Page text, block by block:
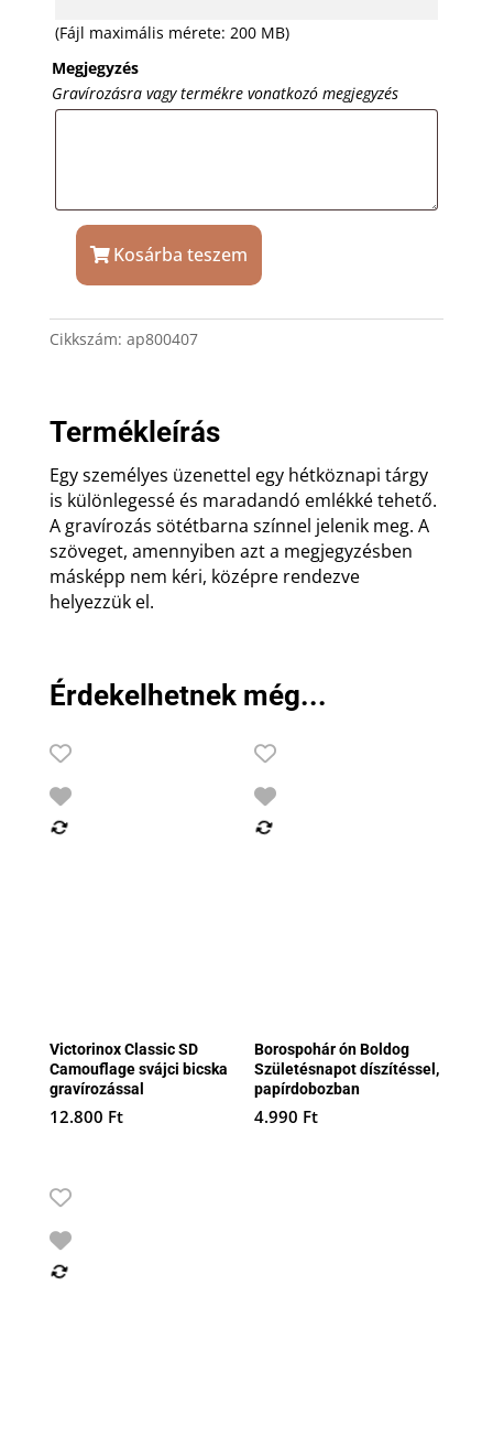
(Fájl maximális mérete: 200 MB)
Megjegyzés
Gravírozásra vagy termékre vonatkozó megjegyzés
alakú
vágódeszka
ajándék
Kosárba teszem
Cikkszám: ap800407
Termékleírás
Egy személyes üzenettel egy hétköznapi tárgy
is különlegessé és maradandó emlékké tehető.
A gravírozás sötétbarna színnel jelenik meg. A
szöveget, amennyiben azt a megjegyzésben
másképp nem kéri, középre rendezve
helyezzük el.
Érdekelhetnek még...
Victorinox Classic SD
Camouflage svájci bicska
gravírozással
12.800 Ft
Borospohár ón Boldog
Születésnapot díszítéssel,
papírdobozban
4.990 Ft